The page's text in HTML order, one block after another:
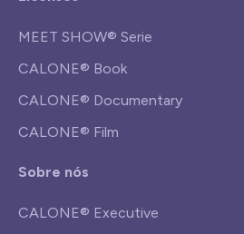
MEET SHOW® Serie
CALONE® Book
CALONE® Documentary
CALONE® Film
Sobre nós
CALONE® Executive